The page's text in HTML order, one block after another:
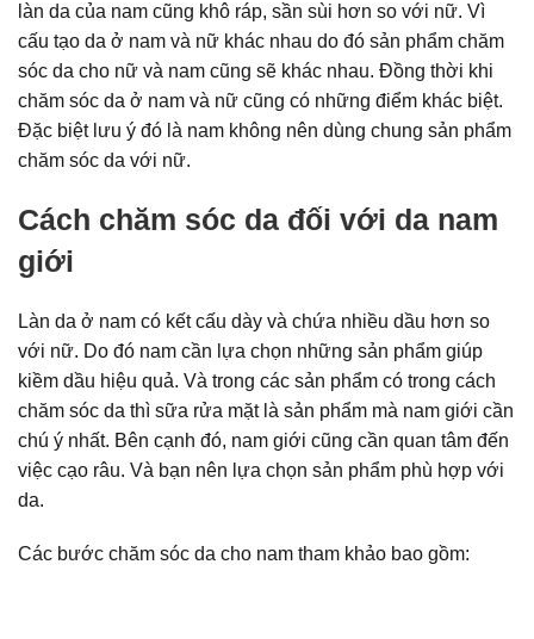
làn da của nam cũng khô ráp, sần sùi hơn so với nữ. Vì
cấu tạo da ở nam và nữ khác nhau do đó sản phẩm chăm
sóc da cho nữ và nam cũng sẽ khác nhau. Đồng thời khi
chăm sóc da ở nam và nữ cũng có những điểm khác biệt.
Đặc biệt lưu ý đó là nam không nên dùng chung sản phẩm
chăm sóc da với nữ.
Cách chăm sóc da đối với da nam
giới
Làn da ở nam có kết cấu dày và chứa nhiều dầu hơn so
với nữ. Do đó nam cần lựa chọn những sản phẩm giúp
kiềm dầu hiệu quả. Và trong các sản phẩm có trong cách
chăm sóc da thì sữa rửa mặt là sản phẩm mà nam giới cần
chú ý nhất. Bên cạnh đó, nam giới cũng cần quan tâm đến
việc cạo râu. Và bạn nên lựa chọn sản phẩm phù hợp với
da.
Các bước chăm sóc da cho nam tham khảo bao gồm: